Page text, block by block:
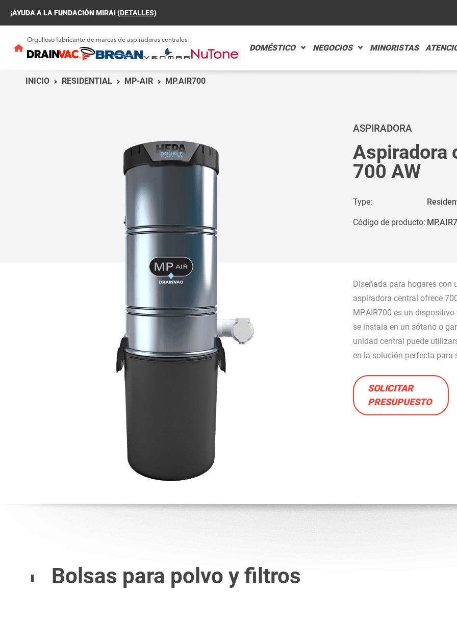
¡AYUDA A LA FUNDACIÓN MIRA! (DETALLES)
Orgulloso fabricante de marcas de aspiradoras centrales:
DOMÉSTICO
COMPACT
VENMAR
MÁS
¿Qué modelo de aspiradora se adapta
a sus necesidades?
ACCESORIOS Y
NEGOCIOS
RESTAURANTE
¿Qué tipo de aparato corresponde a
sus necesidades?
ACCESORIOS Y
MINORISTAS
INICIO RESIDENTIAL MP-AIR MP.AIR700
ASPIRADORA
Aspiradora
700 AW
Type:
Código de producto:
Diseñada para hogares con
aspiradora central ofrece
MP.AIR700 es un
se instala en un sótano o
unidad central puede
en la solución perfecta para
SOLICITAR
PRESUPUESTO
Bolsas para polvo y filtros